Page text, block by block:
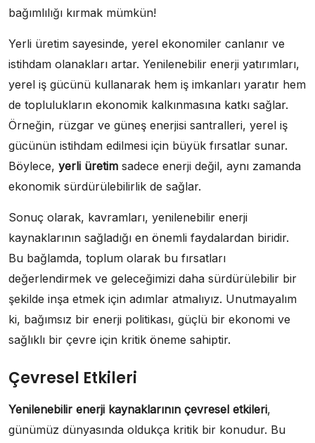
bağımlılığı kırmak mümkün!
Yerli üretim sayesinde, yerel ekonomiler canlanır ve
istihdam olanakları artar. Yenilenebilir enerji yatırımları,
yerel iş gücünü kullanarak hem iş imkanları yaratır hem
de toplulukların ekonomik kalkınmasına katkı sağlar.
Örneğin, rüzgar ve güneş enerjisi santralleri, yerel iş
gücünün istihdam edilmesi için büyük fırsatlar sunar.
Böylece, yerli üretim sadece enerji değil, aynı zamanda
ekonomik sürdürülebilirlik de sağlar.
Sonuç olarak, kavramları, yenilenebilir enerji
kaynaklarının sağladığı en önemli faydalardan biridir.
Bu bağlamda, toplum olarak bu fırsatları
değerlendirmek ve geleceğimizi daha sürdürülebilir bir
şekilde inşa etmek için adımlar atmalıyız. Unutmayalım
ki, bağımsız bir enerji politikası, güçlü bir ekonomi ve
sağlıklı bir çevre için kritik öneme sahiptir.
Çevresel Etkileri
Yenilenebilir enerji kaynaklarının çevresel etkileri,
günümüz dünyasında oldukça kritik bir konudur. Bu